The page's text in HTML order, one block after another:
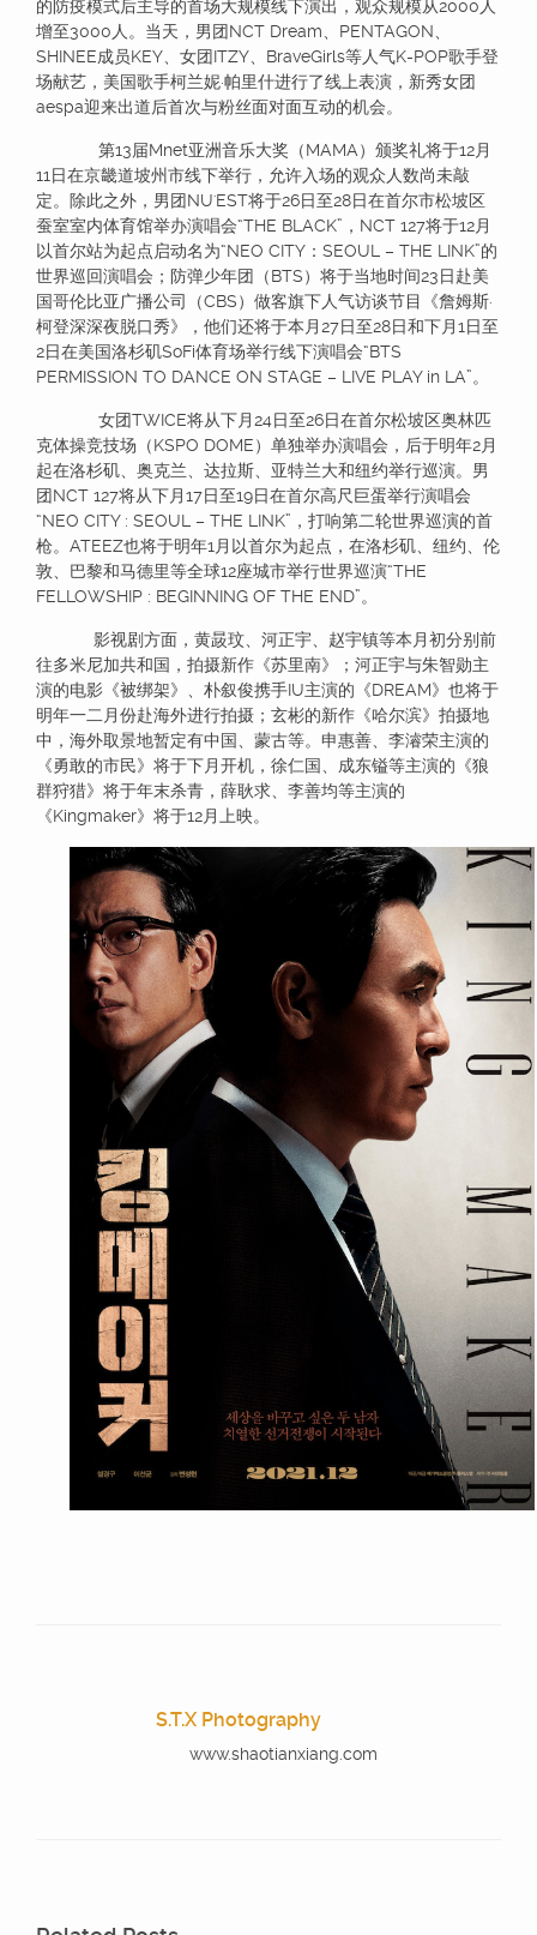
的防疫模式后主导的首场大规模线下演出，观众规模从2000人
增至3000人。当天，男团NCT Dream、PENTAGON、
SHINEE成员KEY、女团ITZY、BraveGirls等人气K-POP歌手登
场献艺，美国歌手柯兰妮·帕里什进行了线上表演，新秀女团
aespa迎来出道后首次与粉丝面对面互动的机会。
第13届Mnet亚洲音乐大奖（MAMA）颁奖礼将于12月
11日在京畿道坡州市线下举行，允许入场的观众人数尚未敲
定。除此之外，男团NU'EST将于26日至28日在首尔市松坡区
蚕室室内体育馆举办演唱会“THE BLACK”，NCT 127将于12月
以首尔站为起点启动名为“NEO CITY：SEOUL – THE LINK”的
世界巡回演唱会；防弹少年团（BTS）将于当地时间23日赴美
国哥伦比亚广播公司（CBS）做客旗下人气访谈节目《詹姆斯·
柯登深深夜脱口秀》，他们还将于本月27日至28日和下月1日至
2日在美国洛杉矶SoFi体育场举行线下演唱会“BTS
PERMISSION TO DANCE ON STAGE – LIVE PLAY in LA”。
女团TWICE将从下月24日至26日在首尔松坡区奥林匹
克体操竞技场（KSPO DOME）单独举办演唱会，后于明年2月
起在洛杉矶、奥克兰、达拉斯、亚特兰大和纽约举行巡演。男
团NCT 127将从下月17日至19日在首尔高尺巨蛋举行演唱会
“NEO CITY : SEOUL – THE LINK”，打响第二轮世界巡演的首
枪。ATEEZ也将于明年1月以首尔为起点，在洛杉矶、纽约、伦
敦、巴黎和马德里等全球12座城市举行世界巡演“THE
FELLOWSHIP : BEGINNING OF THE END”。
影视剧方面，黄晸玟、河正宇、赵宇镇等本月初分别前
往多米尼加共和国，拍摄新作《苏里南》；河正宇与朱智勋主
演的电影《被绑架》、朴叙俊携手IU主演的《DREAM》也将于
明年一二月份赴海外进行拍摄；玄彬的新作《哈尔滨》拍摄地
中，海外取景地暂定有中国、蒙古等。申惠善、李濬荣主演的
《勇敢的市民》将于下月开机，徐仁国、成东镒等主演的《狼
群狩猎》将于年末杀青，薛耿求、李善均等主演的
《Kingmaker》将于12月上映。
S.T.X Photography
www.shaotianxiang.com